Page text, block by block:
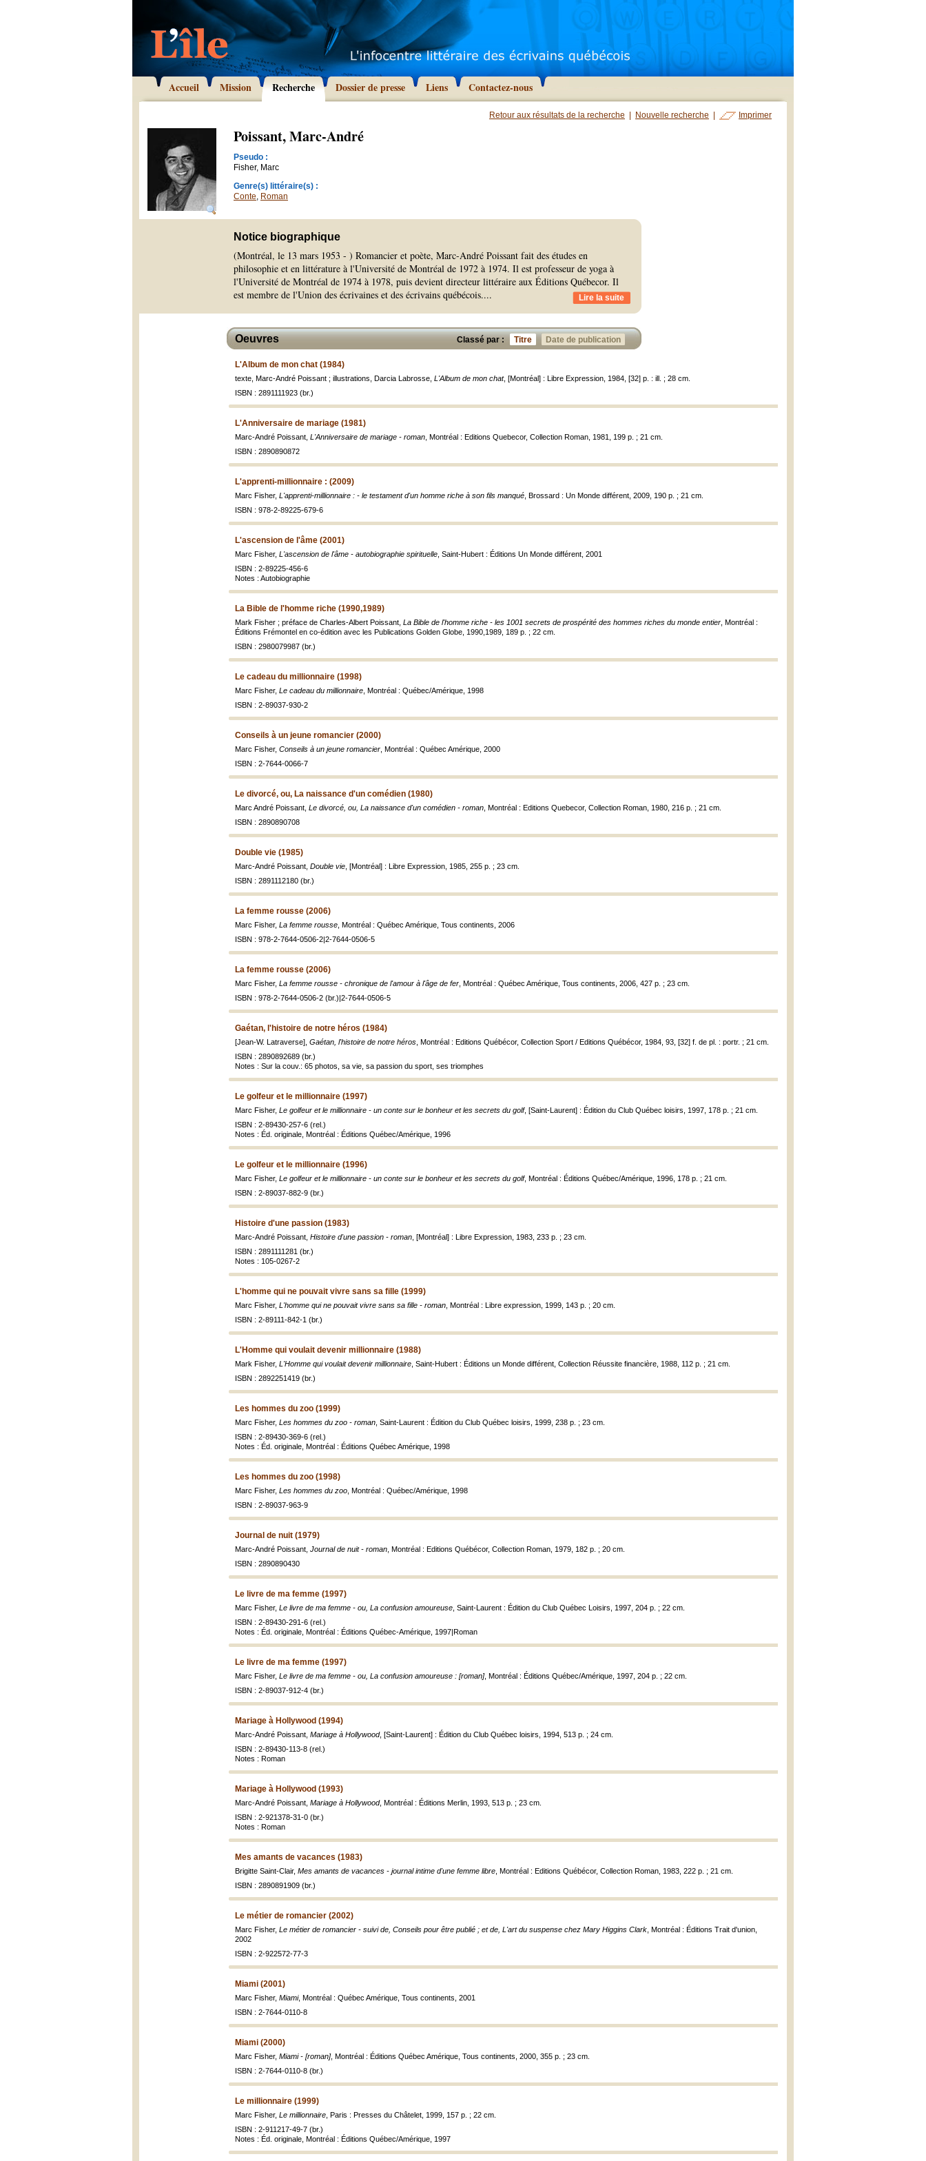
Accueil Mission Recherche Dossier de presse Liens Contactez-nous
Retour aux résultats de la recherche Nouvelle recherche Imprimer
Poissant, Marc-André
Pseudo :
Fisher, Marc
Genre(s) littéraire(s) :
Conte, Roman
Notice biographique
(Montréal, le 13 mars 1953 - ) Romancier et poète, Marc-André Poissant fait des études en
philosophie et en littérature à l'Université de Montréal de 1972 à 1974. Il est professeur de yoga à
l'Université de Montréal de 1974 à 1978, puis devient directeur littéraire aux Éditions Québecor. Il
est membre de l'Union des écrivaines et des écrivains québécois.... Lire la suite
Classé par : Titre Date de publication
Oeuvres
L'Album de mon chat (1984)
texte, Marc-André Poissant ; illustrations, Darcia Labrosse, L'Album de mon chat, [Montréal] : Libre Expression, 1984, [32] p. : ill. ; 28 cm.
ISBN : 2891111923 (br.)
L'Anniversaire de mariage (1981)
Marc-André Poissant, L'Anniversaire de mariage - roman , Montréal : Editions Quebecor, Collection Roman, 1981, 199 p. ; 21 cm.
ISBN : 2890890872
L'apprenti-millionnaire : (2009)
Marc Fisher, L'apprenti-millionnaire : - le testament d'un homme riche à son fils manqué , Brossard : Un Monde différent, 2009, 190 p. ; 21 cm.
ISBN : 978-2-89225-679-6
L'ascension de l'âme (2001)
Marc Fisher, L'ascension de l'âme - autobiographie spirituelle , Saint-Hubert : Éditions Un Monde différent, 2001
ISBN : 2-89225-456-6
Notes : Autobiographie
La Bible de l'homme riche (1990,1989)
Mark Fisher ; préface de Charles-Albert Poissant, La Bible de l'homme riche - les 1001 secrets de prospérité des hommes riches du monde entier , Montréal :
Éditions Frémontel en co-édition avec les Publications Golden Globe, 1990,1989, 189 p. ; 22 cm.
ISBN : 2980079987 (br.)
Le cadeau du millionnaire (1998)
Marc Fisher, Le cadeau du millionnaire , Montréal : Québec/Amérique, 1998
ISBN : 2-89037-930-2
Conseils à un jeune romancier (2000)
Marc Fisher, Conseils à un jeune romancier , Montréal : Québec Amérique, 2000
ISBN : 2-7644-0066-7
Le divorcé, ou, La naissance d'un comédien (1980)
Marc André Poissant, Le divorcé, ou, La naissance d'un comédien - roman , Montréal : Editions Quebecor, Collection Roman, 1980, 216 p. ; 21 cm.
ISBN : 2890890708
Double vie (1985)
Marc-André Poissant, Double vie , [Montréal] : Libre Expression, 1985, 255 p. ; 23 cm.
ISBN : 2891112180 (br.)
La femme rousse (2006)
Marc Fisher, La femme rousse , Montréal : Québec Amérique, Tous continents, 2006
ISBN : 978-2-7644-0506-2|2-7644-0506-5
La femme rousse (2006)
Marc Fisher, La femme rousse - chronique de l'amour à l'âge de fer , Montréal : Québec Amérique, Tous continents, 2006, 427 p. ; 23 cm.
ISBN : 978-2-7644-0506-2 (br.)|2-7644-0506-5
Gaétan, l'histoire de notre héros (1984)
[Jean-W. Latraverse], Gaétan, l'histoire de notre héros , Montréal : Editions Québécor, Collection Sport / Editions Québécor, 1984, 93, [32] f. de pl. : portr. ; 21 cm.
ISBN : 2890892689 (br.)
Notes : Sur la couv.: 65 photos, sa vie, sa passion du sport, ses triomphes
Le golfeur et le millionnaire (1997)
Marc Fisher, Le golfeur et le millionnaire - un conte sur le bonheur et les secrets du golf, [Saint-Laurent] : Édition du Club Québec loisirs, 1997, 178 p. ; 21 cm.
ISBN : 2-89430-257-6 (rel.)
Notes : Éd. originale, Montréal : Éditions Québec/Amérique, 1996
Le golfeur et le millionnaire (1996)
Marc Fisher, Le golfeur et le millionnaire - un conte sur le bonheur et les secrets du golf, Montréal : Éditions Québec/Amérique, 1996, 178 p. ; 21 cm.
ISBN : 2-89037-882-9 (br.)
Histoire d'une passion (1983)
Marc-André Poissant, Histoire d'une passion - roman , [Montréal] : Libre Expression, 1983, 233 p. ; 23 cm.
ISBN : 2891111281 (br.)
Notes : 105-0267-2
L'homme qui ne pouvait vivre sans sa fille (1999)
Marc Fisher, L'homme qui ne pouvait vivre sans sa fille - roman , Montréal : Libre expression, 1999, 143 p. ; 20 cm.
ISBN : 2-89111-842-1 (br.)
L'Homme qui voulait devenir millionnaire (1988)
Mark Fisher, L'Homme qui voulait devenir millionnaire , Saint-Hubert : Éditions un Monde différent, Collection Réussite financière, 1988, 112 p. ; 21 cm.
ISBN : 2892251419 (br.)
Les hommes du zoo (1999)
Marc Fisher, Les hommes du zoo - roman , Saint-Laurent : Édition du Club Québec loisirs, 1999, 238 p. ; 23 cm.
ISBN : 2-89430-369-6 (rel.)
Notes : Éd. originale, Montréal : Éditions Québec Amérique, 1998
Les hommes du zoo (1998)
Marc Fisher, Les hommes du zoo , Montréal : Québec/Amérique, 1998
ISBN : 2-89037-963-9
Journal de nuit (1979)
Marc-André Poissant, Journal de nuit - roman , Montréal : Editions Québécor, Collection Roman, 1979, 182 p. ; 20 cm.
ISBN : 2890890430
Le livre de ma femme (1997)
Marc Fisher, Le livre de ma femme - ou, La confusion amoureuse , Saint-Laurent : Édition du Club Québec Loisirs, 1997, 204 p. ; 22 cm.
ISBN : 2-89430-291-6 (rel.)
Notes : Éd. originale, Montréal : Éditions Québec-Amérique, 1997|Roman
Le livre de ma femme (1997)
Marc Fisher, Le livre de ma femme - ou, La confusion amoureuse : [roman], Montréal : Éditions Québec/Amérique, 1997, 204 p. ; 22 cm.
ISBN : 2-89037-912-4 (br.)
Mariage à Hollywood (1994)
Marc-André Poissant, Mariage à Hollywood, [Saint-Laurent] : Édition du Club Québec loisirs, 1994, 513 p. ; 24 cm.
ISBN : 2-89430-113-8 (rel.)
Notes : Roman
Mariage à Hollywood (1993)
Marc-André Poissant, Mariage à Hollywood, Montréal : Éditions Merlin, 1993, 513 p. ; 23 cm.
ISBN : 2-921378-31-0 (br.)
Notes : Roman
Mes amants de vacances (1983)
Brigitte Saint-Clair, Mes amants de vacances - journal intime d'une femme libre , Montréal : Editions Québécor, Collection Roman, 1983, 222 p. ; 21 cm.
ISBN : 2890891909 (br.)
Le métier de romancier (2002)
Marc Fisher, Le métier de romancier - suivi de, Conseils pour être publié ; et de, L'art du suspense chez Mary Higgins Clark , Montréal : Éditions Trait d'union,
2002
ISBN : 2-922572-77-3
Miami (2001)
Marc Fisher, Miami, Montréal : Québec Amérique, Tous continents, 2001
ISBN : 2-7644-0110-8
Miami (2000)
Marc Fisher, Miami - [roman], Montréal : Éditions Québec Amérique, Tous continents, 2000, 355 p. ; 23 cm.
ISBN : 2-7644-0110-8 (br.)
Le millionnaire (1999)
Marc Fisher, Le millionnaire , Paris : Presses du Châtelet, 1999, 157 p. ; 22 cm.
ISBN : 2-911217-49-7 (br.)
Notes : Éd. originale, Montréal : Éditions Québec/Amérique, 1997